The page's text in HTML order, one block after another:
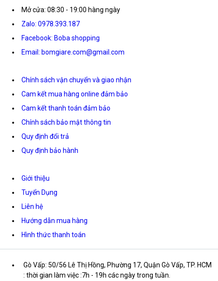
Mở cửa: 08:30 - 19:00 hàng ngày
Zalo: 0978.393.187
Facebook: Boba shopping
Email: bomgiare.com@gmail.com
Chính sách vận chuyển và giao nhận
Cam kết mua hàng online đảm bảo
Cam kết thanh toán đảm bảo
Chính sách bảo mật thông tin
Quy định đổi trả
Quy định bảo hành
Giới thiệu
Tuyển Dụng
Liên hệ
Hướng dẫn mua hàng
Hình thức thanh toán
Gò Vấp: 50/56 Lê Thị Hồng, Phường 17, Quận Gò Vấp, TP. HCM
: thời gian làm việc :7h - 19h các ngày trong tuần.